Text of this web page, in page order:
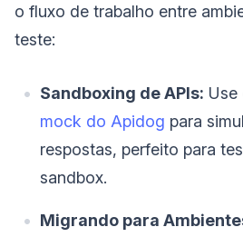
o fluxo de trabalho entre
teste:
Sandboxing de APIs: Use
mock do Apidog para
respostas, perfeito para
sandbox.
Migrando para